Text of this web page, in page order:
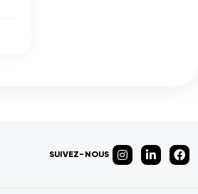
SUIVEZ-NOUS